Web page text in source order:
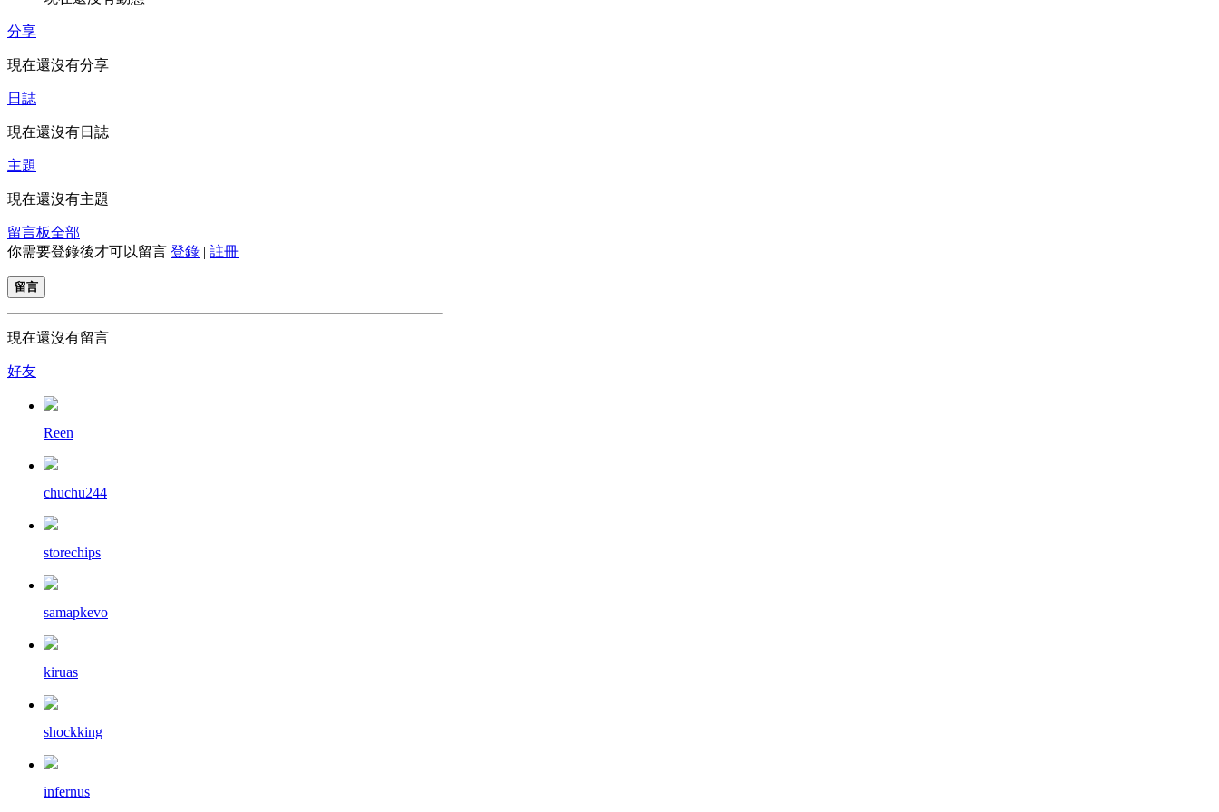
分享
現在還沒有分享
日誌
現在還沒有日誌
主題
現在還沒有主題
留言板全部
你需要登錄後才可以留言 登錄 | 註冊
留言
現在還沒有留言
好友
Reen
chuchu244
storechips
samapkevo
kiruas
shockking
infernus